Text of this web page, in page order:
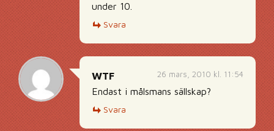
under 10.
Svara
26 mars, 2010 kl. 11:54
WTF
Endast i målsmans sällskap?
Svara